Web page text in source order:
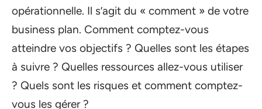
opérationnelle. Il s’agit du « comment » de votre
business plan. Comment comptez-vous
atteindre vos objectifs ? Quelles sont les étapes
à suivre ? Quelles ressources allez-vous utiliser
? Quels sont les risques et comment comptez-
vous les gérer ?